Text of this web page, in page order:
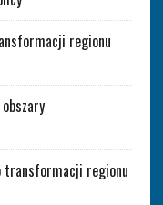
regionu
transformacji regionu